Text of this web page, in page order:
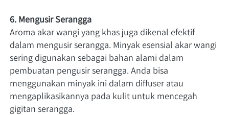
6. Mengusir Serangga
Aroma akar wangi yang khas juga dikenal efektif
dalam mengusir serangga. Minyak esensial akar wangi
sering digunakan sebagai bahan alami dalam
pembuatan pengusir serangga. Anda bisa
menggunakan minyak ini dalam diffuser atau
mengaplikasikannya pada kulit untuk mencegah
gigitan serangga.